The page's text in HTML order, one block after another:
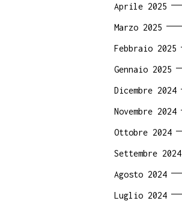
Aprile 2025
Marzo 2025
Febbraio 2025
Gennaio 2025
Dicembre 2024
Novembre 2024
Ottobre 2024
Settembre 2024
Agosto 2024
Luglio 2024